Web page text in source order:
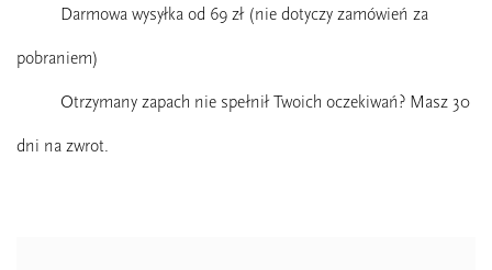
Darmowa wysyłka od 69 zł (nie dotyczy zamówień za
pobraniem)
Otrzymany zapach nie spełnił Twoich oczekiwań? Masz 30
dni na zwrot.